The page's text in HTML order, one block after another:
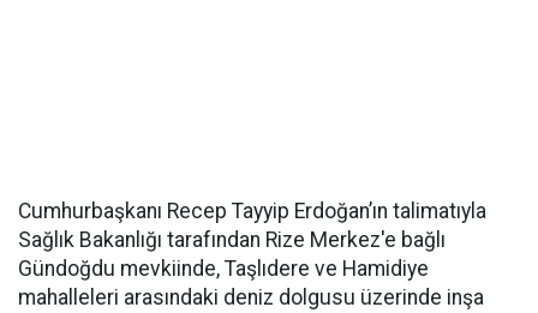
Cumhurbaşkanı Recep Tayyip Erdoğan’ın talimatıyla
Sağlık Bakanlığı tarafından Rize Merkez'e bağlı
Gündoğdu mevkiinde, Taşlıdere ve Hamidiye
mahalleleri arasındaki deniz dolgusu üzerinde inşa